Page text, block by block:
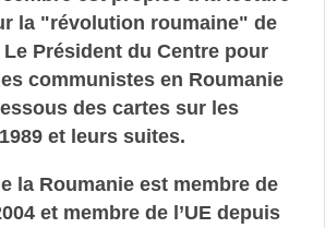
la "révolution roumaine" de
Le Président du Centre pour
communistes en Roumanie
des cartes sur les
et leurs suites.
la Roumanie est membre de
et membre de l’UE depuis